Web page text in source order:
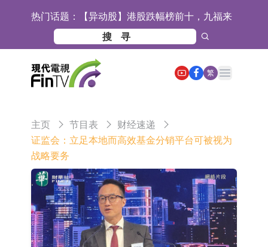
热门话题： 【异动股】港股跌幅榜前十，九福来
(08611.HK)跌21.43%，天瑞汽车内饰
(06162.HK)跌18.44%
【异动股】港股涨幅榜前十，佳明集
团控股(01271.HK)涨+78.22%，拿森
科技(02261.HK)涨+64.11%
斯迪克：公司为国内折叠屏核心功能
材料供应商
恒瑞医药：公司已在中国获批上市26
目标客户的测试认证
上期所：7月份对11个实际控制关系
江总部物业服务项目
亚太股份：公司是零跑汽车和
Stellantis集团的供应商
理工雷科面向边缘AI场景推出"山
海"系列智算模组 系列产品基于国产
【异动股】医疗研发外包板块拉升，
繁
Open main menu
主页 节目表
财经速递
证监会：立足本地而高效基金分销平台可被视为
战略要务